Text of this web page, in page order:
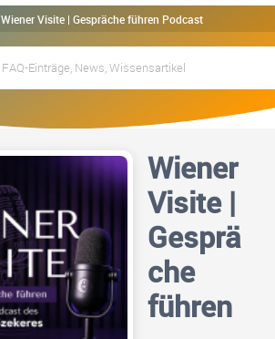
Wiener Visite | Gespräche führen Podcast
Wiener
Visite |
Gesprä
che
führen